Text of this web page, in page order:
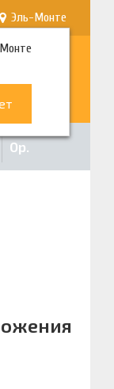
Эль-Монте
0р.